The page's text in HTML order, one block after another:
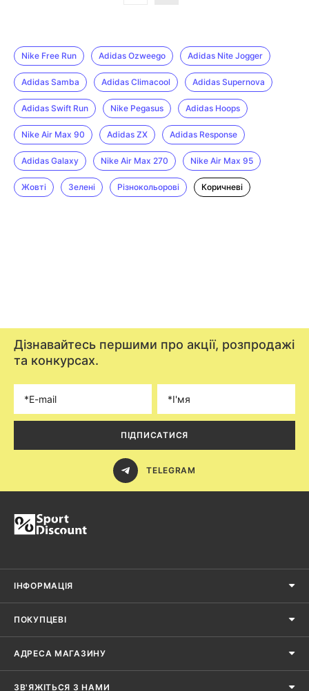
Nike Free Run Adidas Ozweego Adidas Nite Jogger
Adidas Samba Adidas Climacool Adidas Supernova
Adidas Swift Run Nike Pegasus Adidas Hoops
Nike Air Max 90 Adidas ZX Adidas Response
Adidas Galaxy Nike Air Max 270 Nike Air Max 95
Жовті Зелені Різнокольорові Коричневі
Дізнавайтесь першими про акції, розпродажі
та конкурсах.
ПІДПИСАТИСЯ
TELEGRAM
ІНФОРМАЦІЯ
ПОКУПЦЕВІ
АДРЕСА МАГАЗИНУ
ЗВ'ЯЖІТЬСЯ З НАМИ